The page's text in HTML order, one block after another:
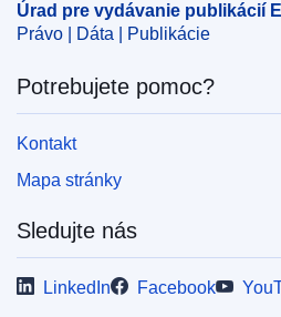
OJ : JOL_2020_417_R_0119
Úrad pre vydávanie publikácií
Právo | Dáta | Publikácie
Potrebujete pomoc?
Kontakt
Mapa stránky
Sledujte nás
LinkedIn Facebook